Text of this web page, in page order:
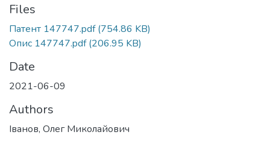
Files
Патент 147747.pdf(754.86 KB)
Опис 147747.pdf(206.95 KB)
Date
2021-06-09
Authors
Іванов, Олег Миколайович